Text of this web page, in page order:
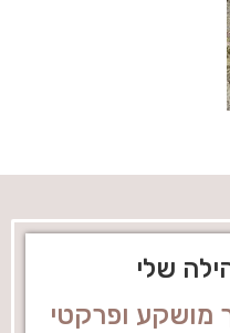
שלי
מושקע ופרקטי